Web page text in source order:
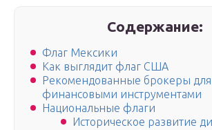
Содержание:
Флаг Мексики
Как выглядит флаг США
Рекомендованные брокеры для
финансовыми инструментами
Национальные флаги
Историческое развитие